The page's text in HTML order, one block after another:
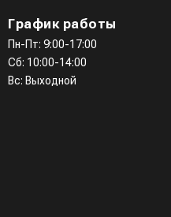
График работы
Пн-Пт: 9:00-17:00
Сб: 10:00-14:00
Вс: Выходной